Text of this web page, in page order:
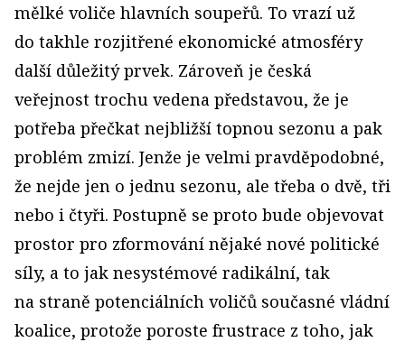
mělké voliče hlavních soupeřů. To vrazí už
do takhle rozjitřené ekonomické atmosféry
další důležitý prvek. Zároveň je česká
veřejnost trochu vedena představou, že je
potřeba přečkat nejbližší topnou sezonu a pak
problém zmizí. Jenže je velmi pravděpodobné,
že nejde jen o jednu sezonu, ale třeba o dvě, tři
nebo i čtyři. Postupně se proto bude objevovat
prostor pro zformování nějaké nové politické
síly, a to jak nesystémové radikální, tak
na straně potenciálních voličů současné vládní
koalice, protože poroste frustrace z toho, jak